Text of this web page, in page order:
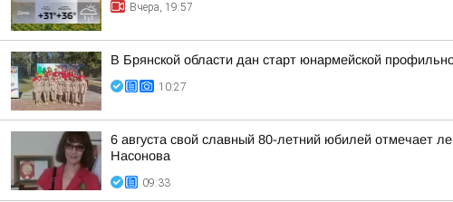
Вчера, 19:57
В Брянской области дан старт юнармейской
10:27
6 августа свой славный 80-летний юбилей отмечает
Насонова
09:33